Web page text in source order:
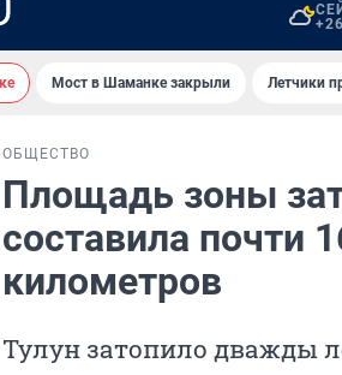
Мост в Шаманке закрыли Летчики
ОБЩЕСТВО
Площадь зоны
составила почти
километров
Тулун затопило дважды